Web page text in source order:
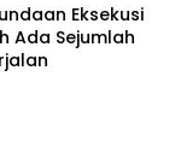
Eksekusi
Ada Sejumlah